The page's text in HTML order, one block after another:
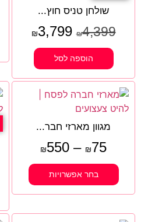
שולחן טניס חוץ...
₪4,399
₪3,799
הוספה לסל
מגוון מארזי חבר...
₪75
–
₪550
בחר אפשרויות